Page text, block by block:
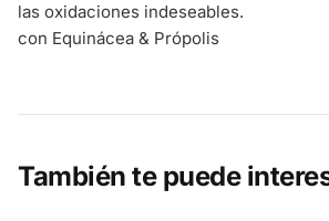
las oxidaciones indeseables.
con Equinácea & Própolis
También te puede